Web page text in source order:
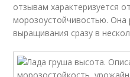
отзывам характеризуется
морозоустойчивостью. Она
выращивания сразу в